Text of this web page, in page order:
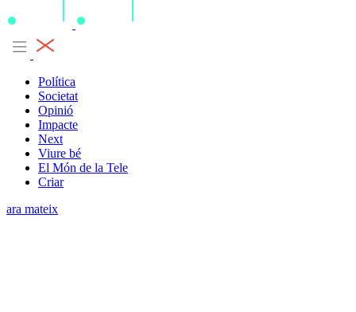
Política
Societat
Opinió
Impacte
Next
Viure bé
El Món de la Tele
Criar
ara mateix